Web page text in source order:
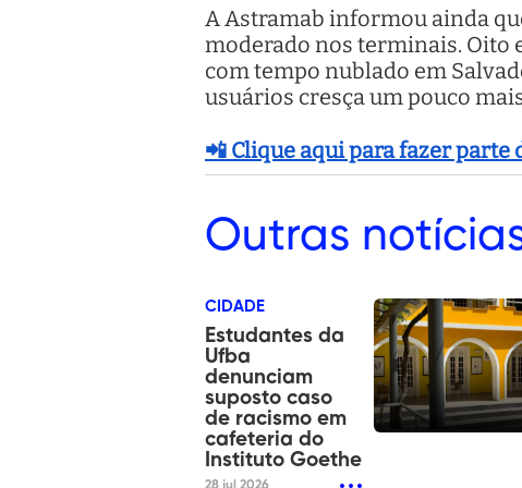
A Astramab informou ainda
moderado nos terminais. Oito
com tempo nublado em
usuários cresça um pouco
📲 Clique aqui para fazer
Outras
CIDADE
Estudantes da
Ufba
denunciam
suposto caso
de racismo em
cafeteria do
Instituto Goethe